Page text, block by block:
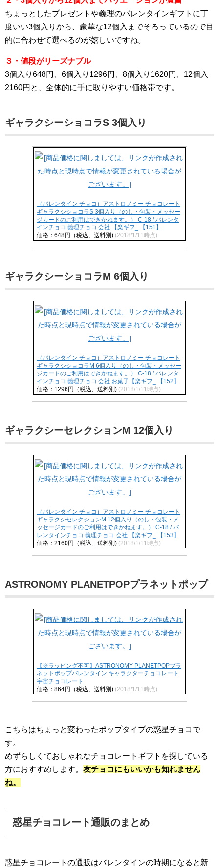
ちょっとしたプレゼントや義理のバレンタインギフトに丁
度いい3個入りから、豪華な12個入までそろっているので目
的に合わせて選べるのが嬉しいですね。
３・値段がリーズナブル
3個入り648円、6個入り1296円、8個入り1620円、12個入
2160円と、全体的に手に取りやすい価格帯です。
ギャラクシーショコラS 3個入り
（バレンタイン チョコ）アストロノミー チョコレート
ギャラクシショコラS 3個入り（のし・包装・メッセー
ジカードのご利用はできかねます。） C-18 / バレンタ
インチョコ 義理チョコ 会社 【楽ギフ_ 【151】
価格：648円（税込、送料別) (2018/1/11時点)
ギャラクシーショコラM 6個入り
（バレンタイン チョコ）アストロノミー チョコレート
ギャラクシショコラM 6個入り（のし・包装・メッセー
ジカードのご利用はできかねます。） C-18 / バレンタ
インチョコ 義理チョコ 会社 お菓子【楽ギフ_ 【152】
価格：1296円（税込、送料別) (2018/1/11時点)
ギャラクシーセレクションM 12個入り
（バレンタイン チョコ）アストロノミー チョコレート
ギャラクシセレクションM 12個入り（のし・包装・メ
ッセージカードのご利用はできかねます。） C-18 / バ
レンタインチョコ 義理チョコ 会社 【楽ギフ_ 【153】
価格：2160円（税込、送料別) (2018/1/11時点)
ASTRONOMY PLANETPOPプラネットポップ
【※ラッピング不可】ASTRONOMY PLANETPOPプラ
ネットポップバレンタイン キャラクターチョコレート
宇宙チョコレート
価格：864円（税込、送料別) (2018/1/11時点)
こちらはちょっと変わったポップタイプの惑星チョコで
す。
めずらしくておしゃれなチョコレートギフトを探している
方におすすめします。 友チョコにもいいかも知れません
ね。
惑星チョコレート通販のまとめ
惑星チョコレートの通販はバレンタインの時期になると新